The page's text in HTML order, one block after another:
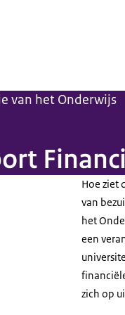
van het Onderwijs
Hoe ziet
van
het
een
zich op